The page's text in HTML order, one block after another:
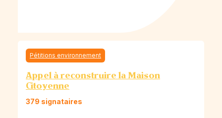
Pétitions environnement
Appel à reconstruire la Maison
Citoyenne
379 signataires